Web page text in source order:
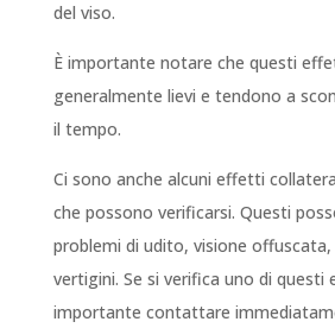
del viso.
È importante notare che questi
generalmente lievi e tendono a
il tempo.
Ci sono anche alcuni effetti
che possono verificarsi. Questi
problemi di udito, visione
vertigini. Se si verifica uno di
importante contattare